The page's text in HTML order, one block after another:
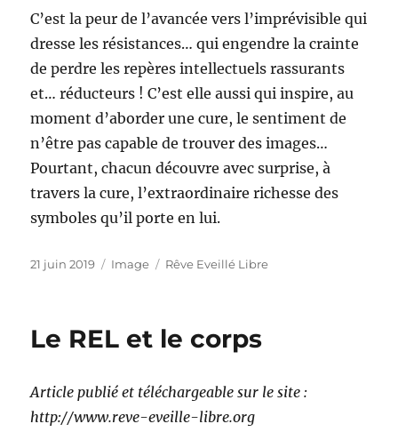
C’est la peur de l’avancée vers l’imprévisible qui
dresse les résistances… qui engendre la crainte
de perdre les repères intellectuels rassurants
et… réducteurs ! C’est elle aussi qui inspire, au
moment d’aborder une cure, le sentiment de
n’être pas capable de trouver des images…
Pourtant, chacun découvre avec surprise, à
travers la cure, l’extraordinaire richesse des
symboles qu’il porte en lui.
Publié
21 juin 2019 Format
Image Catégories
Rêve Eveillé Libre
Le REL et le corps
Article publié et téléchargeable sur le site :
http://www.reve-eveille-libre.org